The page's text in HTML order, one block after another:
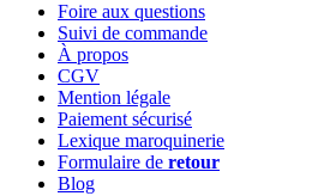
Foire aux questions
Suivi de commande
À propos
CGV
Mention légale
Paiement sécurisé
Lexique maroquinerie
Formulaire de retour
Blog